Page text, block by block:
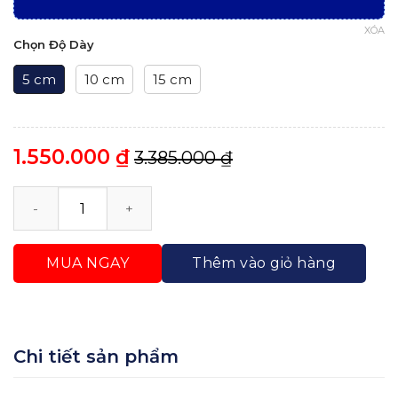
Chọn Độ Dày
5 cm 10 cm 15 cm
XÓA
1.550.000 ₫ 3.385.000₫
Nệm Cao Su Non Trung Nguyên Gấp 2 1m x 2m số
MUA NGAY Thêm vào giỏ hàng
Chi tiết sản phẩm